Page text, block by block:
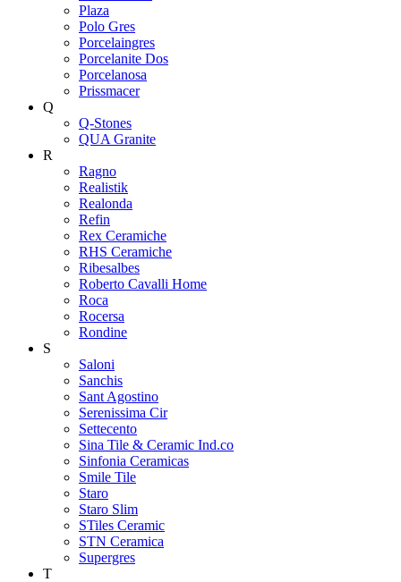
Plaza
Polo Gres
Porcelaingres
Porcelanite Dos
Porcelanosa
Prissmacer
Q
Q-Stones
QUA Granite
R
Ragno
Realistik
Realonda
Refin
Rex Ceramiche
RHS Ceramiche
Ribesalbes
Roberto Cavalli Home
Roca
Rocersa
Rondine
S
Saloni
Sanchis
Sant Agostino
Serenissima Cir
Settecento
Sina Tile & Ceramic Ind.co
Sinfonia Ceramicas
Smile Tile
Staro
Staro Slim
STiles Ceramic
STN Ceramica
Supergres
T